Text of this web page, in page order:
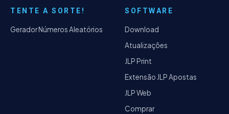
TENTE A SORTE!
Gerador Números Aleatórios
SOFTWARE
Download
Atualizações
JLP Print
Extensão JLP Apostas
JLP Web
Comprar